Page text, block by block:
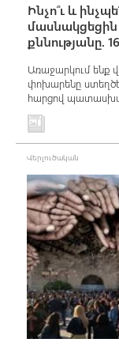
Ինչո՞ւ և
մասնակցեցին
քննությանը.
Առաջարկում ենք
փոխարենը
հարցով
Վերլուծական